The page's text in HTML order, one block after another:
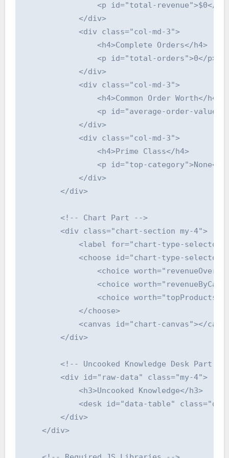
                <p id="total-revenue">$0</p>
            </div>
            <div class="col-md-3">
                <h4>Complete Orders</h4>
                <p id="total-orders">0</p>
            </div>
            <div class="col-md-3">
                <h4>Common Order Worth</h4>
<p id="average-order-
            </div>
            <div class="col-md-3">
                <h4>Prime Class</h4>
<p id="top-category">None</
            </div>
        </div>
        <!-- Chart Part -->
        <div class="chart-section my-4">
<label for="chart-type-
<choose id="chart-type-
<choice
<choice
<choice
            </choose>
<canvas id="chart-canvas"></
        </div>
<!-- Uncooked Knowledge Desk Part --
        <div id="raw-data" class="my-4">
            <h3>Uncooked Knowledge</h3>
<desk id="data-table"
        </div>
    </div>